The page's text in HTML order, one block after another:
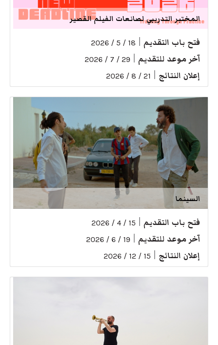
المختبر التدريبي لصانعات الفيلم القصير
فتح باب التقديم 18 / 5 / 2026
آخر موعد للتقديم 29 / 7 / 2026
إعلان النتائج 21 / 8 / 2026
السينما
فتح باب التقديم 15 / 4 / 2026
آخر موعد للتقديم 19 / 6 / 2026
إعلان النتائج 15 / 12 / 2026